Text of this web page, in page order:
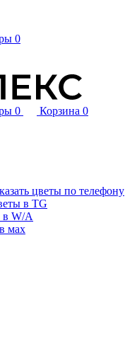
0
0 Корзина 0
цветы по телефону
в TG
в W/A
мах